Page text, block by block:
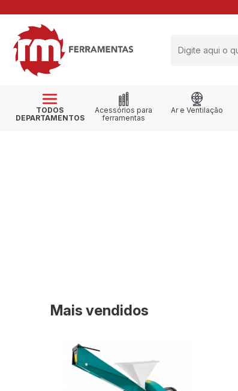
TODOS
DEPARTAMENTOS
Acessórios para
ferramentas
Ar e Ventilação
Mais vendidos